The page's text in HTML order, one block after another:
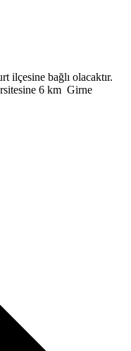
ilçesine bağlı olacaktır.
6 km Girne